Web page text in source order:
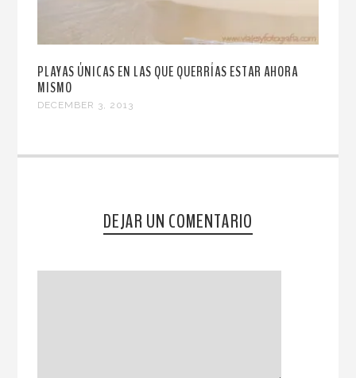
PLAYAS ÚNICAS EN LAS QUE QUERRÍAS ESTAR AHORA
MISMO
DECEMBER 3, 2013
DEJAR UN COMENTARIO